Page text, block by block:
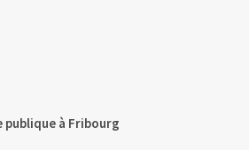
publique à Fribourg